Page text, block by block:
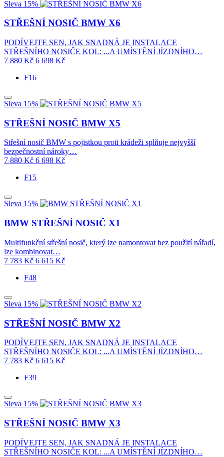
Sleva 15%
STŘEŠNÍ NOSIČ BMW X6
PODÍVEJTE SEN, JAK SNADNÁ JE INSTALACE
STŘEŠNÍHO NOSIČE KOL: ...A UMÍSTĚNÍ JÍZDNÍHO…
7 880 Kč 6 698 Kč
F16
Sleva 15%
STŘEŠNÍ NOSIČ BMW X5
Střešní nosič BMW s pojistkou proti krádeži splňuje nejvyšší
bezpečnostní nároky…
7 880 Kč 6 698 Kč
F15
Sleva 15%
BMW STŘEŠNÍ NOSIČ X1
Multifunkční střešní nosič, který lze namontovat bez použití nářadí,
lze kombinovat…
7 783 Kč 6 615 Kč
F48
Sleva 15%
STŘEŠNÍ NOSIČ BMW X2
PODÍVEJTE SEN, JAK SNADNÁ JE INSTALACE
STŘEŠNÍHO NOSIČE KOL: ...A UMÍSTĚNÍ JÍZDNÍHO…
7 783 Kč 6 615 Kč
F39
Sleva 15%
STŘEŠNÍ NOSIČ BMW X3
PODÍVEJTE SEN, JAK SNADNÁ JE INSTALACE
STŘEŠNÍHO NOSIČE KOL: ...A UMÍSTĚNÍ JÍZDNÍHO…